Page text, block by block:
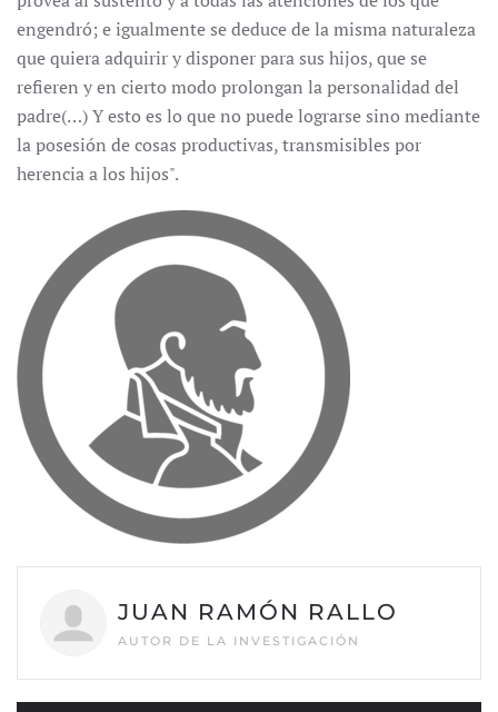
engendró; e igualmente se deduce de la misma naturaleza
que quiera adquirir y disponer para sus hijos, que se
refieren y en cierto modo prolongan la personalidad del
padre(…) Y esto es lo que no puede lograrse sino mediante
la posesión de cosas productivas, transmisibles por
herencia a los hijos".
JUAN RAMÓN RALLO
AUTOR DE LA INVESTIGACIÓN